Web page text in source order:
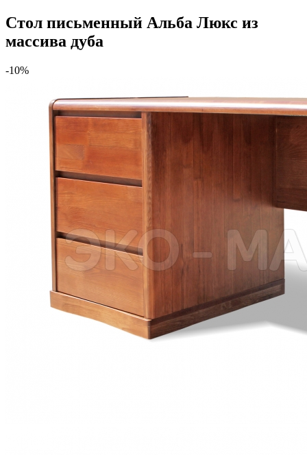
Стол письменный Альба Люкс из
массива дуба
-10%